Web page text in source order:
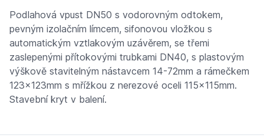
Podlahová vpust DN50 s vodorovným odtokem,
pevným izolačním límcem, sifonovou vložkou s
automatickým vztlakovým uzávěrem, se třemi
zaslepenými přítokovými trubkami DN40, s plastovým
výškově stavitelným nástavcem 14-72mm a rámečkem
123x123mm s mřížkou z nerezové oceli 115x115mm.
Stavební kryt v balení.